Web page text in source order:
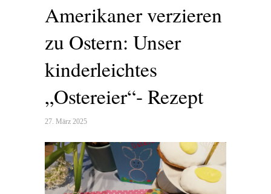
Amerikaner verzieren
zu Ostern: Unser
kinderleichtes
„Ostereier“- Rezept
27. März 2025